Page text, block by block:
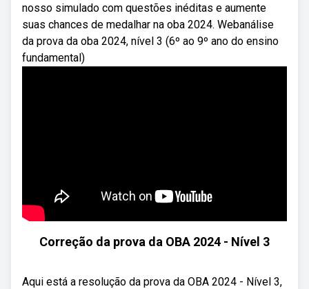
nosso simulado com questões inéditas e aumente
suas chances de medalhar na oba 2024. Webanálise
da prova da oba 2024, nível 3 (6º ao 9º ano do ensino
fundamental)
Correção da prova da OBA 2024 - Nível 3
Aqui está a resolução da prova da OBA 2024 - Nível 3,